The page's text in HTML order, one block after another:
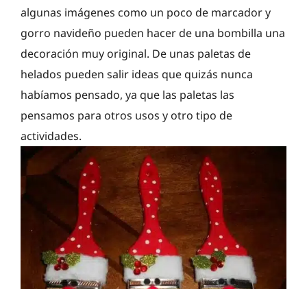
algunas imágenes como un poco de marcador y
gorro navideño pueden hacer de una bombilla una
decoración muy original. De unas paletas de
helados pueden salir ideas que quizás nunca
habíamos pensado, ya que las paletas las
pensamos para otros usos y otro tipo de
actividades.